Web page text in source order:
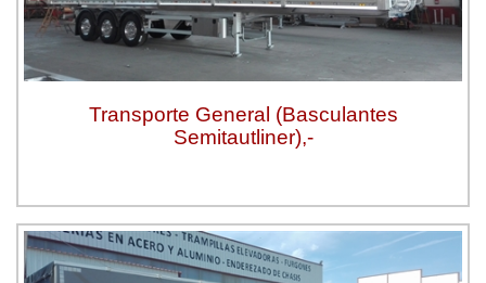
Transporte General (Basculantes
Semitautliner),-